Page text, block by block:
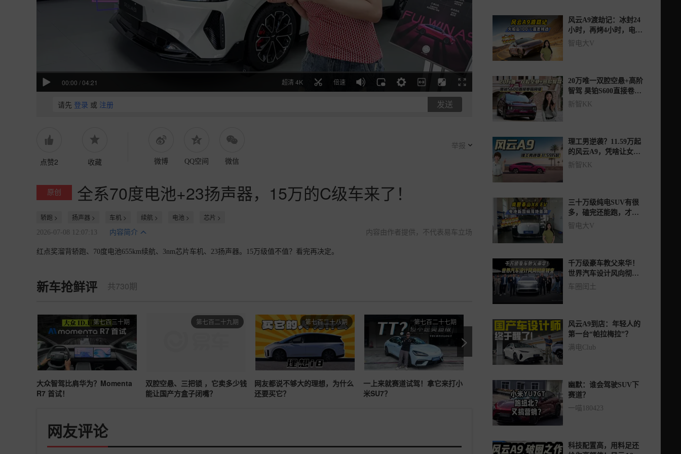
00:00 /04:21 超清 4K 倍速
请先 登录 或 注册 发送
点赞2 收藏 微博 QQ空间 微信
举报
原创 全系70度电池+23扬声器，15万的C级车来了！
轿跑 > 扬声器 > 车机 > 续航 > 电池 > 芯片 >
2026-07-08 12:07:13 内容简介 内容由作者提供，不代表易车立场
红点奖溜背轿跑、70度电池655km续航、3nm芯片车机、23扬声器。15万级值不值？看完再决定。
新车抢鲜评 共730期
大众智驾比肩华为？Momenta
R7 首试！
第七百三十期
双腔空悬、三把锁 ，它卖多少钱
能让国产方盒子闭嘴？
第七百二十九期
网友都说不够大的理想，为什么
还要买它？
第七百二十八期
一上来就赛道试驾！拿它来打小
米SU7？
第七百二十七期
大空间、长续航、还智能，家用
插混MPV标准答案
第七百二十六期
网上骂得最狠的车，凭啥卖得最
疯？
第七百二十五期
>
网友评论
风云A9渡劫记：冰封24
小时，再烤4小时，电池
居然……
智电大V
20万唯一双腔空悬+高阶
智驾 昊铂S600直接卷疯
同级
新智KK
理工男逆袭？11.59万起
的风云A9，凭啥让女生
和年轻人抢着买
新智KK
三十万级纯电SUV有很
多，磕完还能跑，才是
更安心的选择！
智电大V
千万级豪车教父来华！
世界汽车设计风向彻底
转变
车圈闰土
风云A9到店：年轻人的
第一台“帕拉梅拉”？
满电Club
幽默：谁会驾驶SUV下
赛道？
一喵180423
科技配置高，用料足还